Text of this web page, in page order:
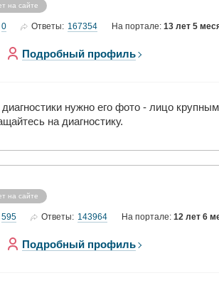
на сайте
0 Ответы: 167354 На портале: 13 лет 5
Подробный профиль
нужно его фото - лицо
на диагностику.
на сайте
595 Ответы: 143964 На портале: 12 лет 6
Подробный профиль